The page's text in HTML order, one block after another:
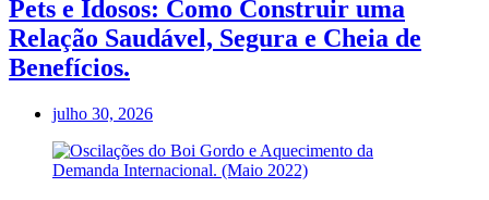
Pets e Idosos: Como Construir uma
Relação Saudável, Segura e Cheia de
Benefícios.
julho 30, 2026